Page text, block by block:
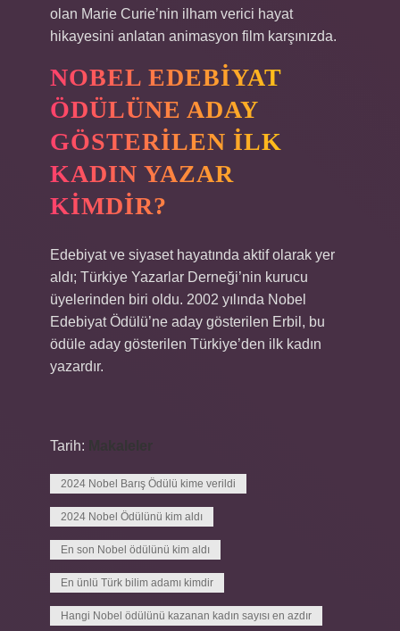
olan Marie Curie’nin ilham verici hayat
hikayesini anlatan animasyon film karşınızda.
NOBEL EDEBIYAT
ÖDÜLÜNE ADAY
GÖSTERILEN ILK
KADIN YAZAR
KIMDIR?
Edebiyat ve siyaset hayatında aktif olarak yer
aldı; Türkiye Yazarlar Derneği’nin kurucu
üyelerinden biri oldu. 2002 yılında Nobel
Edebiyat Ödülü’ne aday gösterilen Erbil, bu
ödüle aday gösterilen Türkiye’den ilk kadın
yazardır.
Tarih:
2024 Nobel Barış Ödülü kime verildi
2024 Nobel Ödülünü kim aldı
En son Nobel ödülünü kim aldı
En ünlü Türk bilim adamı kimdir
Hangi Nobel ödülünü kazanan kadın sayısı en azdır